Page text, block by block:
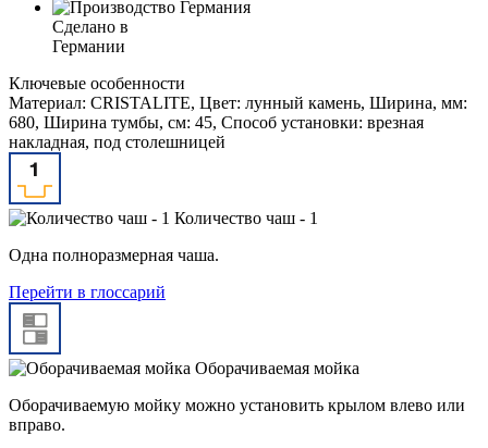
Сделано в
Германии
Ключевые особенности
Материал: CRISTALITE, Цвет: лунный камень, Ширина, мм:
680, Ширина тумбы, см: 45, Способ установки: врезная
накладная, под столешницей
Количество чаш - 1
Одна полноразмерная чаша.
Перейти в глоссарий
Оборачиваемая мойка
Оборачиваемую мойку можно установить крылом влево или
вправо.